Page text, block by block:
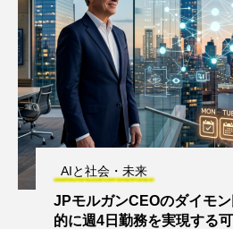
AIと社会・未来
JPモルガンCEOのダイモ
的に週4日勤務を実現する